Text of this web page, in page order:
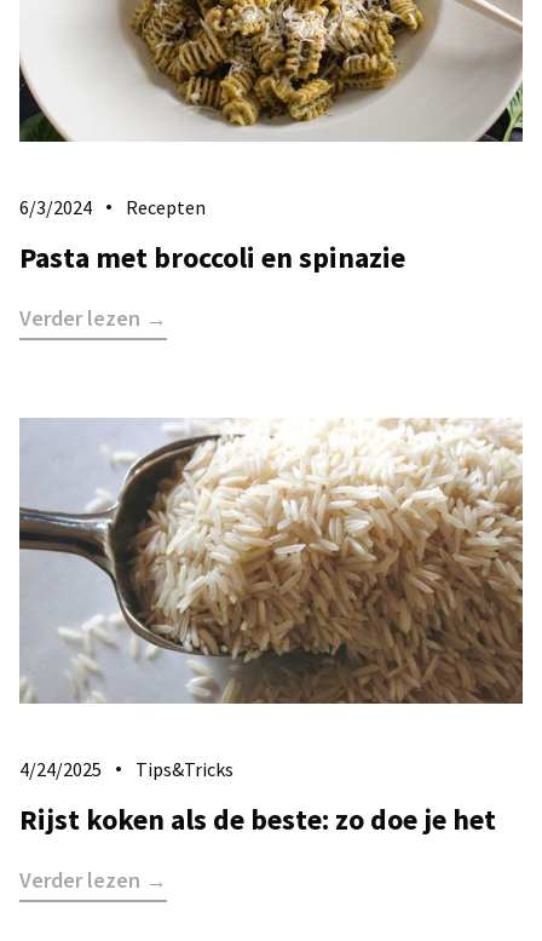
6/3/2024 Recepten
Pasta met broccoli en spinazie
Verder lezen →
4/24/2025 Tips&Tricks
Rijst koken als de beste: zo doe je het
Verder lezen →